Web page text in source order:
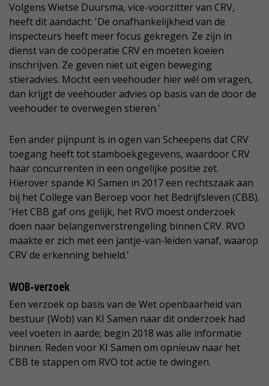
Volgens Wietse Duursma, vice-voorzitter van CRV,
heeft dit aandacht: 'De onafhankelijkheid van de
inspecteurs heeft meer focus gekregen. Ze zijn in
dienst van de coöperatie CRV en moeten koeien
inschrijven. Ze geven niet uit eigen beweging
stieradvies. Mocht een veehouder hier wél om vragen,
dan krijgt de veehouder advies op basis van de door de
veehouder te overwegen stieren.'
Een ander pijnpunt is in ogen van Scheepens dat CRV
toegang heeft tot stamboekgegevens, waardoor CRV
haar concurrenten in een ongelijke positie zet.
Hierover spande KI Samen in 2017 een rechtszaak aan
bij het College van Beroep voor het Bedrijfsleven (CBB).
'Het CBB gaf ons gelijk, het RVO moest onderzoek
doen naar belangenverstrengeling binnen CRV. RVO
maakte er zich met een jantje-van-leiden vanaf, waarop
CRV de erkenning behield.'
WOB-verzoek
Een verzoek op basis van de Wet openbaarheid van
bestuur (Wob) van KI Samen naar dit onderzoek had
veel voeten in aarde; begin 2018 was alle informatie
binnen. Reden voor KI Samen om opnieuw naar het
CBB te stappen om RVO tot actie te dwingen.